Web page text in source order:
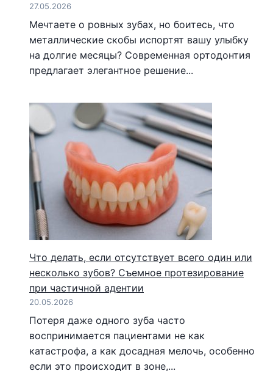
27.05.2026
Мечтаете о ровных зубах, но боитесь, что
металлические скобы испортят вашу улыбку
на долгие месяцы? Современная ортодонтия
предлагает элегантное решение...
Что делать, если отсутствует всего один или
несколько зубов? Съемное протезирование
при частичной адентии
20.05.2026
Потеря даже одного зуба часто
воспринимается пациентами не как
катастрофа, а как досадная мелочь, особенно
если это происходит в зоне,...